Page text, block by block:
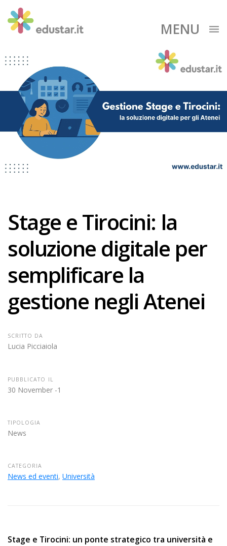
MENU
Stage e Tirocini: la
soluzione digitale per
semplificare la
gestione negli Atenei
SCRITTO DA
Lucia Picciaiola
PUBBLICATO IL
30 November -1
TIPOLOGIA
News
CATEGORIA
News ed eventi, Università
Stage e Tirocini: un ponte strategico tra università e